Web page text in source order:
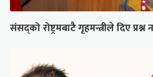
संसद्को रोष्ट्रमबाटै गृहमन्त्रीले दिए प्रश्न